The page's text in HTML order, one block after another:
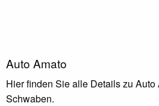
Auto Amato
Hier finden Sie alle Details zu Auto
Schwaben.